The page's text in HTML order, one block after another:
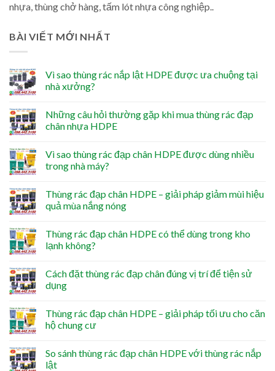
nhựa, thùng chở hàng, tấm lót nhựa công nghiệp..
BÀI VIẾT MỚI NHẤT
Vì sao thùng rác nắp lật HDPE được ưa chuộng tại
nhà xưởng?
Những câu hỏi thường gặp khi mua thùng rác đạp
chân nhựa HDPE
Vì sao thùng rác đạp chân HDPE được dùng nhiều
trong nhà máy?
Thùng rác đạp chân HDPE – giải pháp giảm mùi hiệu
quả mùa nắng nóng
Thùng rác đạp chân HDPE có thể dùng trong kho
lạnh không?
Cách đặt thùng rác đạp chân đúng vị trí để tiện sử
dụng
Thùng rác đạp chân HDPE – giải pháp tối ưu cho căn
hộ chung cư
So sánh thùng rác đạp chân HDPE với thùng rác nắp
lật